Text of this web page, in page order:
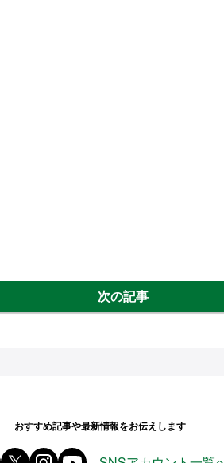
次の記事
おすすめ記事や最新情報をお伝えします
Facebook ハンズ公式ファンページ
X(旧 twitter) @Hands_official_
instagram @tokyuhandsinc
youtube